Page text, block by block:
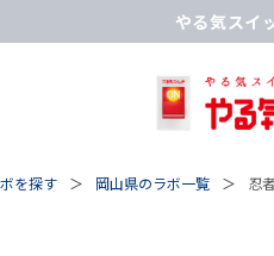
やる気スイ
を探す 岡山県のラボ一覧 忍